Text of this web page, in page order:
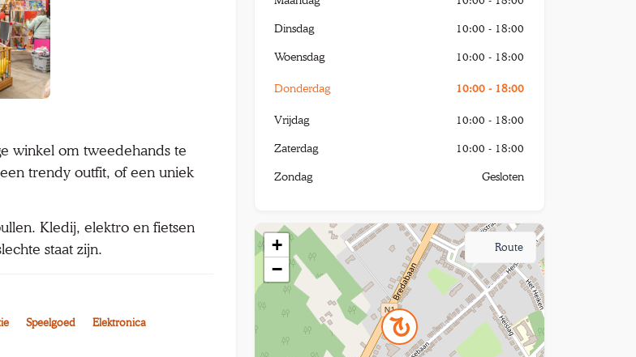
winkel om tweedehands te
trendy outfit, of een uniek
Kledij, elektro en fietsen
staat zijn.
Speelgoed
Elektronica
Dinsdag 10:00 - 18:00
Woensdag 10:00 - 18:00
Donderdag 10:00 - 18:00
Vrijdag 10:00 - 18:00
Zaterdag 10:00 - 18:00
Zondag Gesloten
+
−
Route